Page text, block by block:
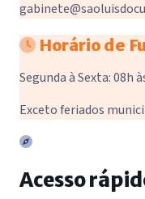
Horário de
Segunda à Sexta: 08h
Exceto feriados
Acesso